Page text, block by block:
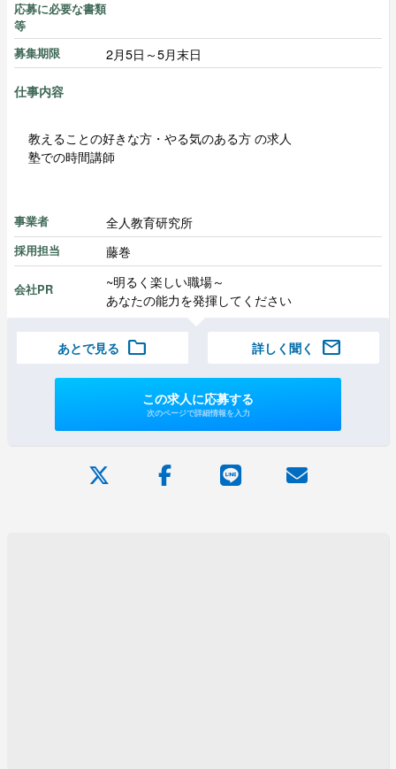
応募に必要な書類
等
募集期限
2月5日～5月末日
仕事内容
教えることの好きな方・やる気のある方 の求人
塾での時間講師
事業者 全人教育研究所
採用担当 藤巻
会社PR
~明るく楽しい職場～
あなたの能力を発揮してください
あとで見る folder 詳しく聞く mail
この求人に応募する
次のページで詳細情報を入力